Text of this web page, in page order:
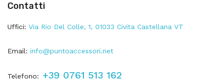
Contatti
Uffici: Via Rio Del Colle, 1, 01033 Civita Castellana VT
Email: info@puntoaccessori.net
Telefono: +39 0761 513 162